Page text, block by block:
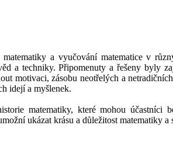
a vyučování matematice v
a techniky. Připomenuty a řešeny byly
motivaci, zásobu neotřelých a
idejí a myšlenek.
matematiky, které mohou účastníci
ukázat krásu a důležitost matematiky